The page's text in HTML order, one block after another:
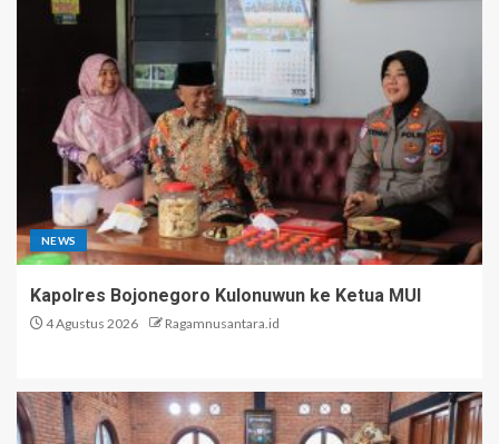
NEWS
Kapolres Bojonegoro Kulonuwun ke Ketua MUI
4 Agustus 2026 Ragamnusantara.id